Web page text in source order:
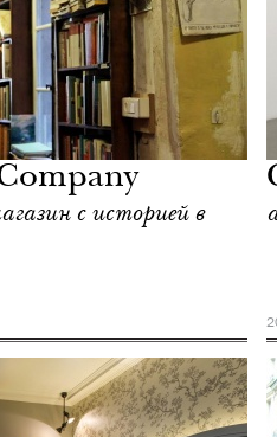
с историей в